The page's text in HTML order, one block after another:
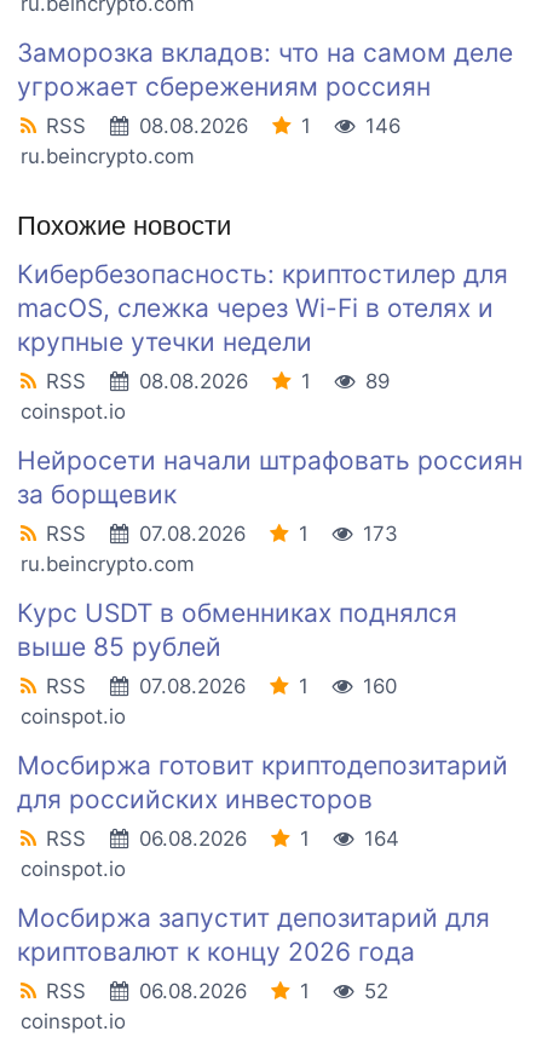
Заморозка вкладов: что на самом деле
угрожает сбережениям россиян
RSS 08.08.2026 1
146
ru.beincrypto.com
Похожие новости
Кибербезопасность: криптостилер для
macOS, слежка через Wi-Fi в отелях и
крупные утечки недели
RSS 08.08.2026 1
89
coinspot.io
Нейросети начали штрафовать россиян
за борщевик
RSS 07.08.2026 1
173
ru.beincrypto.com
Курс USDT в обменниках поднялся
выше 85 рублей
RSS 07.08.2026 1
160
coinspot.io
Мосбиржа готовит криптодепозитарий
для российских инвесторов
RSS 06.08.2026 1
164
coinspot.io
Мосбиржа запустит депозитарий для
криптовалют к концу 2026 года
RSS 06.08.2026 1
52
coinspot.io